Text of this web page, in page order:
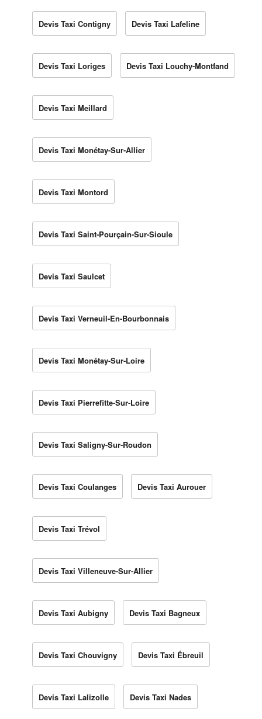
Devis Taxi Contigny Devis Taxi Lafeline
Devis Taxi Loriges Devis Taxi Louchy-Montfand
Devis Taxi Meillard
Devis Taxi Monétay-Sur-Allier
Devis Taxi Montord
Devis Taxi Saint-Pourçain-Sur-Sioule
Devis Taxi Saulcet
Devis Taxi Verneuil-En-Bourbonnais
Devis Taxi Monétay-Sur-Loire
Devis Taxi Pierrefitte-Sur-Loire
Devis Taxi Saligny-Sur-Roudon
Devis Taxi Coulanges Devis Taxi Aurouer
Devis Taxi Trévol
Devis Taxi Villeneuve-Sur-Allier
Devis Taxi Aubigny Devis Taxi Bagneux
Devis Taxi Chouvigny Devis Taxi Ébreuil
Devis Taxi Lalizolle Devis Taxi Nades